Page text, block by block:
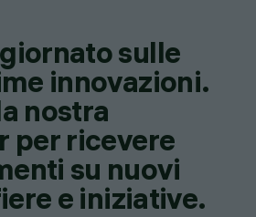
sulle
innovazioni.
nostra
per ricevere
su nuovi
e iniziative.